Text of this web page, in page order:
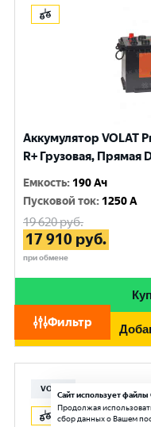
Фильтр
Аккумулятор VOLAT
R+ Грузовая, Прямая
Емкость: 190 Ач
Пусковой ток: 1250 A
19 620руб.
17 910 руб.
при обмене
VOLAT
Сайт использует
Продолжая
сбор данных о Вашем